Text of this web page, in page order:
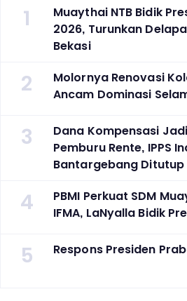
1
Muaythai NTB Bidik
2026, Turunkan
Bekasi
2
Molornya Renovasi
Ancam Dominasi
3
Dana Kompensasi
Pemburu Rente, IPPS
Bantargebang Ditutup
4
PBMI Perkuat SDM
IFMA, LaNyalla Bidik
5 Respons Presiden